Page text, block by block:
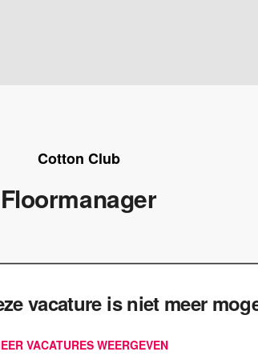
Cotton Club
Floormanager
vacature is niet meer
VACATURES WEERGEVEN